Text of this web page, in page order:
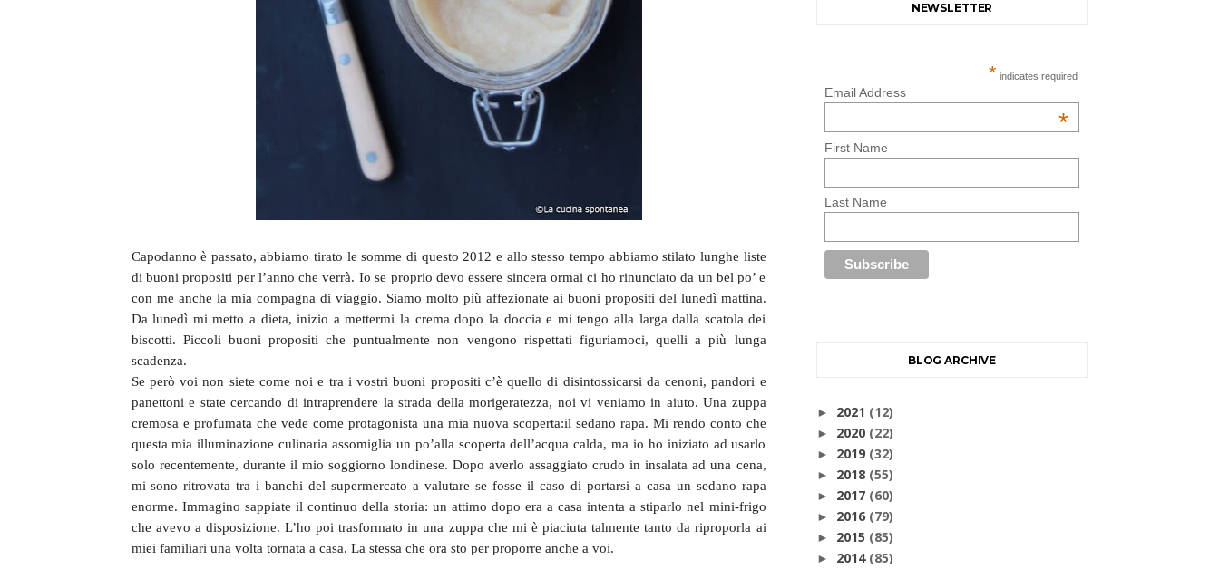
Capodanno è passato, abbiamo tirato le somme di questo 2012 e allo stesso tempo abbiamo stilato lunghe liste
di buoni propositi per l’anno che verrà. Io se proprio devo essere sincera ormai ci ho rinunciato da un bel po’ e
con me anche la mia compagna di viaggio. Siamo molto più affezionate ai buoni propositi del lunedì mattina.
Da lunedì mi metto a dieta, inizio a mettermi la crema dopo la doccia e mi tengo alla larga dalla scatola dei
biscotti. Piccoli buoni propositi che puntualmente non vengono rispettati figuriamoci, quelli a più lunga
scadenza.
Se però voi non siete come noi e tra i vostri buoni propositi c’è quello di disintossicarsi da cenoni, pandori e
panettoni e state cercando di intraprendere la strada della morigeratezza, noi vi veniamo in aiuto. Una zuppa
cremosa e profumata che vede come protagonista una mia nuova scoperta:il sedano rapa. Mi rendo conto che
questa mia illuminazione culinaria assomiglia un po’alla scoperta dell’acqua calda, ma io ho iniziato ad usarlo
solo recentemente, durante il mio soggiorno londinese. Dopo averlo assaggiato crudo in insalata ad una cena,
mi sono ritrovata tra i banchi del supermercato a valutare se fosse il caso di portarsi a casa un sedano rapa
enorme. Immagino sappiate il continuo della storia: un attimo dopo era a casa intenta a stiparlo nel mini-frigo
che avevo a disposizione. L’ho poi trasformato in una zuppa che mi è piaciuta talmente tanto da riproporla ai
miei familiari una volta tornata a casa. La stessa che ora sto per proporre anche a voi.
NEWSLETTER
* indicates required
Email Address
*
First Name
Last Name
BLOG ARCHIVE
► 2021 (12)
► 2020 (22)
► 2019 (32)
► 2018 (55)
► 2017 (60)
► 2016 (79)
► 2015 (85)
► 2014 (85)